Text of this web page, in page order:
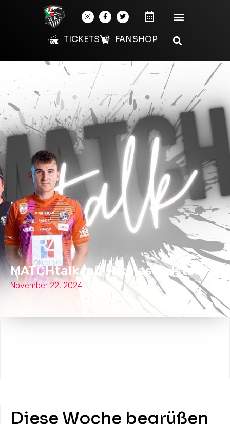
TICKETS FANSHOP
MATCHtalk mit Nikolas Polster
November 22, 2024
Diese Woche begrüßen